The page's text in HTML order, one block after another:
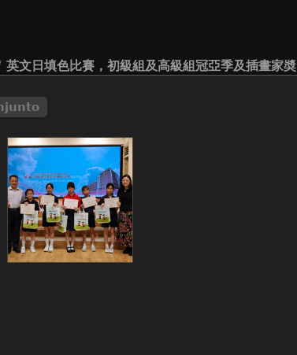
英文日填色比賽，初級組及高級組冠亞季及插畫家奬